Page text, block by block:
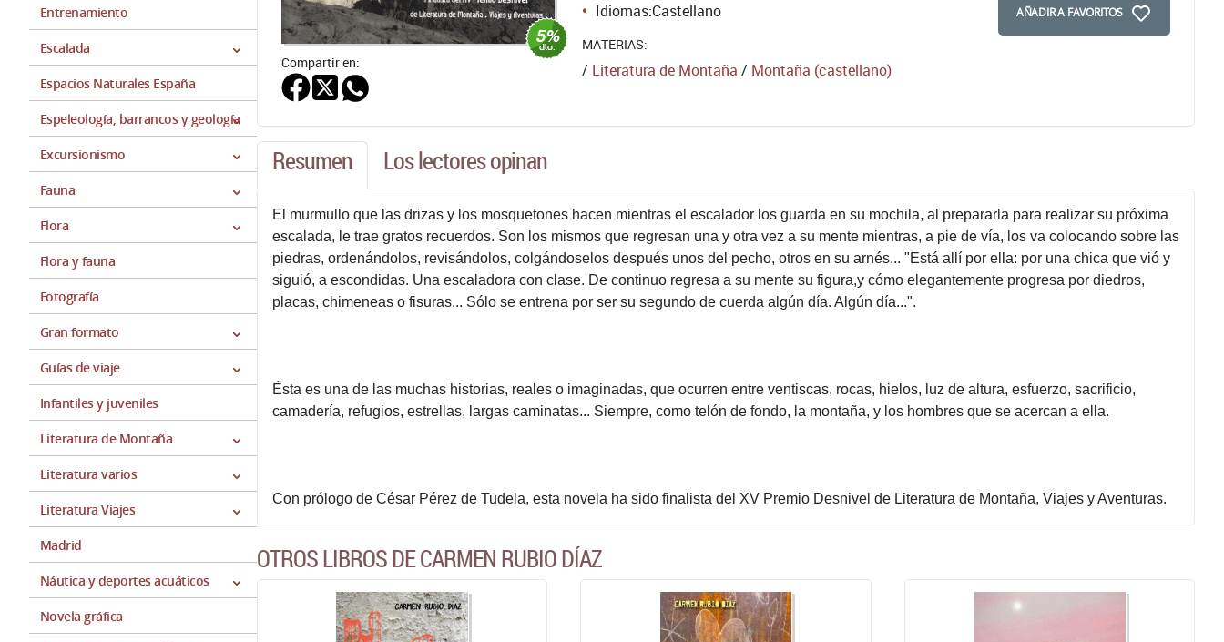
Entrenamiento
Escalada
Espacios Naturales España
Espeleología, barrancos y geología
Excursionismo
Fauna
Flora
Flora y fauna
Fotografía
Gran formato
Guías de viaje
Infantiles y juveniles
Literatura de Montaña
Literatura varios
Literatura Viajes
Madrid
Náutica y deportes acuáticos
Novela gráfica
Compartir en:
AÑADIR A FAVORITOS
Idiomas:Castellano
MATERIAS:
/ Literatura de Montaña / Montaña (castellano)
Resumen Los lectores opinan
El murmullo que las drizas y los mosquetones hacen mientras el escalador los guarda en su mochila, al prepararla para realizar su próxima
escalada, le trae gratos recuerdos. Son los mismos que regresan una y otra vez a su mente mientras, a pie de vía, los va colocando sobre las
piedras, ordenándolos, revisándolos, colgándoselos después unos del pecho, otros en su arnés... "Está allí por ella: por una chica que vió y
siguió, a escondidas. Una escaladora con clase. De continuo regresa a su mente su figura,y cómo elegantemente progresa por diedros,
placas, chimeneas o fisuras... Sólo se entrena por ser su segundo de cuerda algún día. Algún día...".
Ésta es una de las muchas historias, reales o imaginadas, que ocurren entre ventiscas, rocas, hielos, luz de altura, esfuerzo, sacrificio,
camadería, refugios, estrellas, largas caminatas... Siempre, como telón de fondo, la montaña, y los hombres que se acercan a ella.
Con prólogo de César Pérez de Tudela, esta novela ha sido finalista del XV Premio Desnivel de Literatura de Montaña, Viajes y Aventuras.
OTROS LIBROS DE CARMEN RUBIO DÍAZ